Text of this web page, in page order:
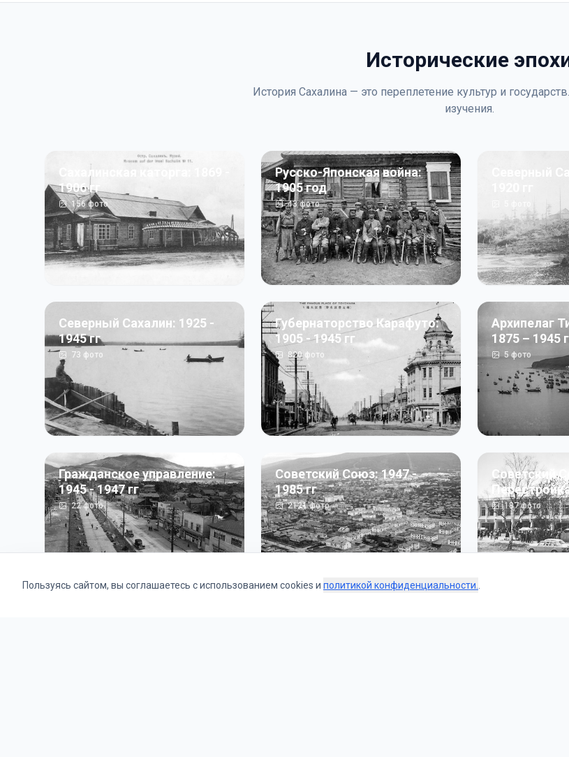
Исторические
История Сахалина — это переплетение культур и
изучения.
Сахалинская каторга: 1869 -
1906 гг
156фото
Русско-Японская война:
1905 год
43фото
Северный
Северный Сахалин: 1925 -
1945 гг
73 фото
Губернаторство Карафуто:
1905 - 1945 гг
820фото
Архипелаг
1875 – 1945
5фото
Гражданское управление:
1945 - 1947 гг
22фото
Советский Союз: 1947 -
1985 гг
2121фото
Советский
187фото
Пользуясь сайтом, вы соглашаетесь с использованием cookies и политикой конфиденциальности.